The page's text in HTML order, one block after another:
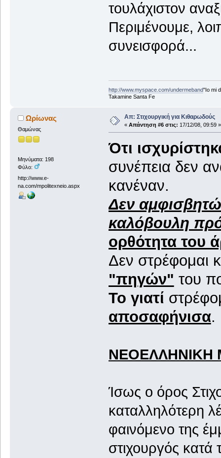
τουλάχιστον
Περιμένουμε,
συνεισφορά...
http://www.myspace.com/undermeband"Io mi
Takamine Santa Fe
Ωρίωνας
Θαμώνας
Μηνύματα: 198
Φύλο:
http://www.e-
na.com/mpolitexneio.aspx
Απ: Στιχουργική για Κιθαρωδούς
« Απάντηση #6 στις: 17/12/08, 09:59 »
Ότι
συνέπεια δεν
κανέναν.
Δεν
καλόβουλη
ορθότητα του
Δεν στρέφομαι
"πηγών" του
Το γιατί
αποσαφήνισα.
ΝΕΟΕΛΛΗΝΙΚΗ
Ίσως ο όρος
καταλληλότερη
φαινόμενο της
στιχουργός